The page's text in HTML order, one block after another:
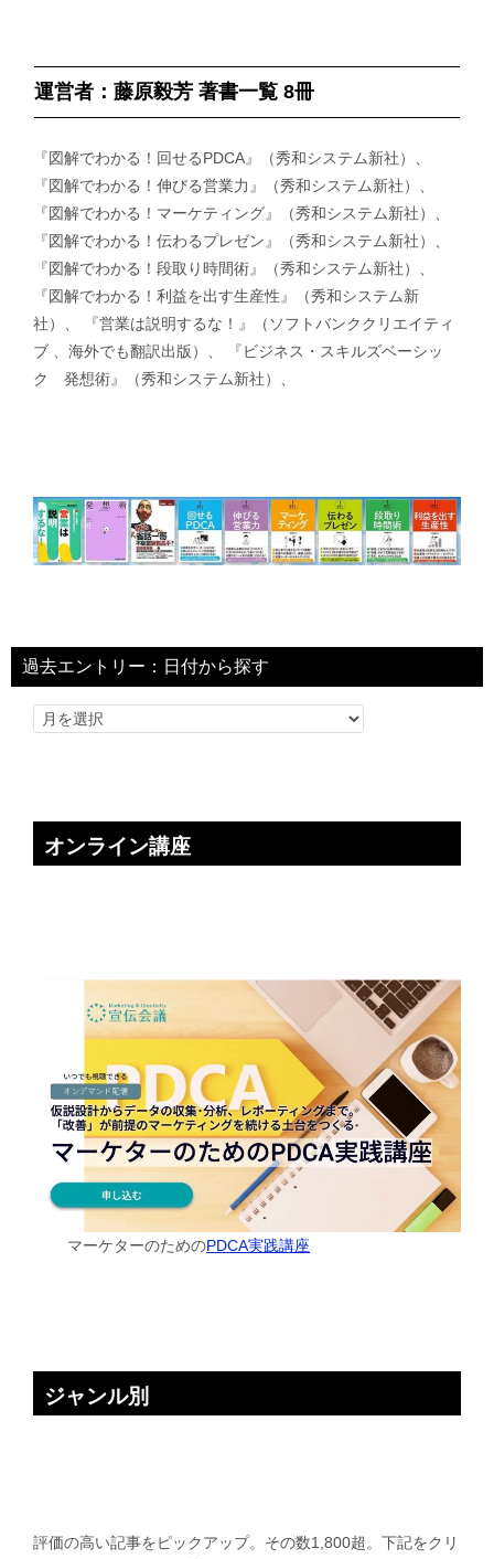
運営者：藤原毅芳 著書一覧 8冊
『図解でわかる！回せるPDCA』（秀和システム新社）、
『図解でわかる！伸びる営業力』（秀和システム新社）、
『図解でわかる！マーケティング』（秀和システム新社）、
『図解でわかる！伝わるプレゼン』（秀和システム新社）、
『図解でわかる！段取り時間術』（秀和システム新社）、
『図解でわかる！利益を出す生産性』（秀和システム新
社）、 『営業は説明するな！』（ソフトバンククリエイティ
ブ 、海外でも翻訳出版）、 『ビジネス・スキルズベーシッ
ク 発想術』（秀和システム新社）、
過去エントリー：日付から探す
オンライン講座
マーケターのためのPDCA実践講座
ジャンル別
評価の高い記事をピックアップ。その数1,800超。下記をクリ